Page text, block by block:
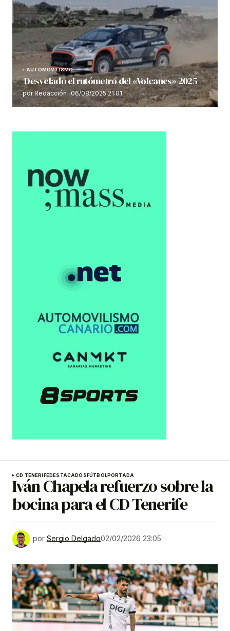
AUTOMOVILISMO
Desvelado el rutómetro del «Volcanes» 2025
por Redacción 06/08/2025 21:01
CD TENERIFEDESTACADOSFÚTBOLPORTADA
Iván Chapela refuerzo sobre la
bocina para el CD Tenerife
por Sergio Delgado02/02/2026 23:05